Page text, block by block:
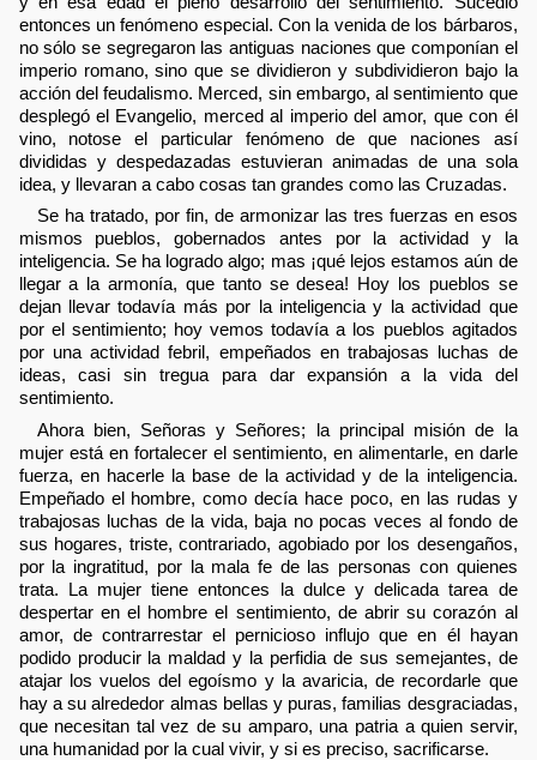
entonces un fenómeno especial. Con la venida de los bárbaros,
no sólo se segregaron las antiguas naciones que componían el
imperio romano, sino que se dividieron y subdividieron bajo la
acción del feudalismo. Merced, sin embargo, al sentimiento que
desplegó el Evangelio, merced al imperio del amor, que con él
vino, notose el particular fenómeno de que naciones así
divididas y despedazadas estuvieran animadas de una sola
idea, y llevaran a cabo cosas tan grandes como las Cruzadas.
Se ha tratado, por fin, de armonizar las tres fuerzas en esos
mismos pueblos, gobernados antes por la actividad y la
inteligencia. Se ha logrado algo; mas ¡qué lejos estamos aún de
llegar a la armonía, que tanto se desea! Hoy los pueblos se
dejan llevar todavía más por la inteligencia y la actividad que
por el sentimiento; hoy vemos todavía a los pueblos agitados
por una actividad febril, empeñados en trabajosas luchas de
ideas, casi sin tregua para dar expansión a la vida del
sentimiento.
Ahora bien, Señoras y Señores; la principal misión de la
mujer está en fortalecer el sentimiento, en alimentarle, en darle
fuerza, en hacerle la base de la actividad y de la inteligencia.
Empeñado el hombre, como decía hace poco, en las rudas y
trabajosas luchas de la vida, baja no pocas veces al fondo de
sus hogares, triste, contrariado, agobiado por los desengaños,
por la ingratitud, por la mala fe de las personas con quienes
trata. La mujer tiene entonces la dulce y delicada tarea de
despertar en el hombre el sentimiento, de abrir su corazón al
amor, de contrarrestar el pernicioso influjo que en él hayan
podido producir la maldad y la perfidia de sus semejantes, de
atajar los vuelos del egoísmo y la avaricia, de recordarle que
hay a su alrededor almas bellas y puras, familias desgraciadas,
que necesitan tal vez de su amparo, una patria a quien servir,
una humanidad por la cual vivir, y si es preciso, sacrificarse.